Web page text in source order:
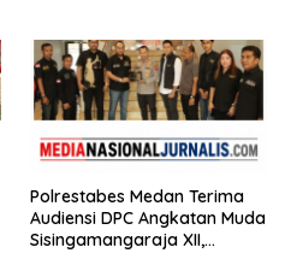
Polrestabes Medan Terima
Audiensi DPC Angkatan Muda
Sisingamangaraja XII,